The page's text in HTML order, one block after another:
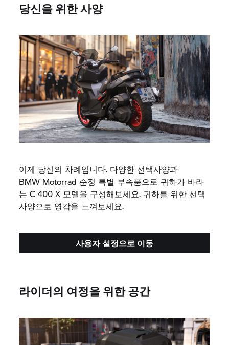
당신을 위한 사양
이제 당신의 차례입니다. 다양한 선택사양과
BMW Motorrad 순정 특별 부속품으로 귀하가 바라
는C 400 X 모델을 구성해보세요. 귀하를 위한 선택
사양으로 영감을 느껴보세요.
사용자 설정으로 이동
라이더의 여정을 위한 공간